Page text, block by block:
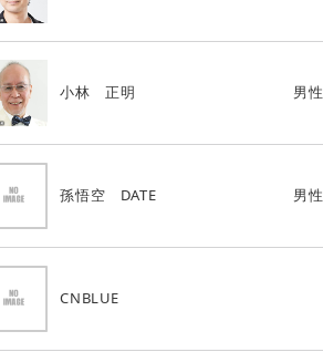
小林 正明 男性
孫悟空 DATE 男性
CNBLUE